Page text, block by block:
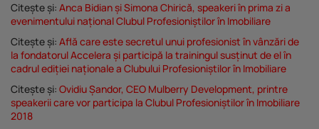
Citește și: Anca Bidian și Simona Chirică, speakeri în prima zi a
evenimentului național Clubul Profesioniștilor în Imobiliare
Citește și: Află care este secretul unui profesionist în vânzări de
la fondatorul Accelera și participă la trainingul susținut de el în
cadrul ediției naționale a Clubului Profesioniștilor în Imobiliare
Citește și: Ovidiu Șandor, CEO Mulberry Development, printre
speakerii care vor participa la Clubul Profesioniștilor în Imobiliare
2018